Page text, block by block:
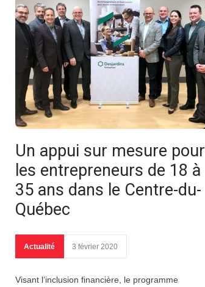
Un appui sur mesure pour
les entrepreneurs de 18 à
35 ans dans le Centre-du-
Québec
Actualité 3 février 2020
Visant l’inclusion financière, le programme